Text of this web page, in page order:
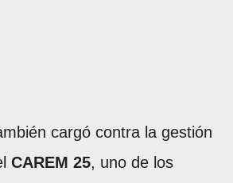
cargó contra la gestión
CAREM 25, uno de los